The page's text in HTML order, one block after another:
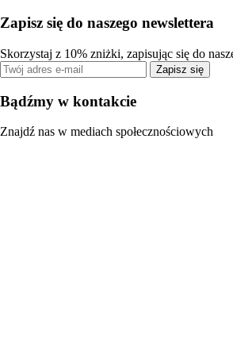
Zapisz się do naszego newslettera
Skorzystaj z 10% zniżki, zapisując się do
Zapisz się
Bądźmy w kontakcie
Znajdź nas w mediach społecznościowych